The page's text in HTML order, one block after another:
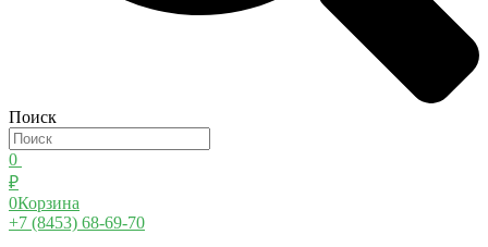
Поиск
0
₽
0Корзина
+7 (8453) 68-69-70